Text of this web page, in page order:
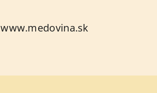
www.medovina.sk